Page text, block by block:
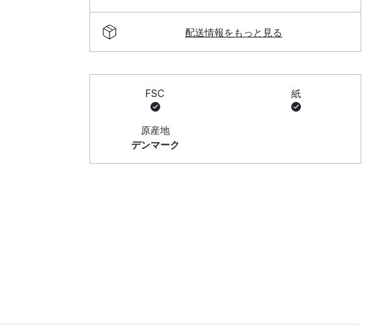
配送情報をもっと見る
FSC 紙
原産地
デンマーク